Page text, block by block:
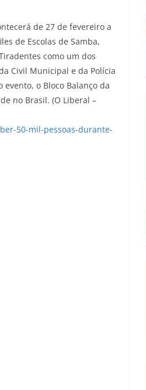
de 27 de fevereiro a
de Escolas de Samba,
como um dos
Civil Municipal e da Polícia
o Bloco Balanço da
no Brasil. (O Liberal –
50-mil-pessoas-durante-